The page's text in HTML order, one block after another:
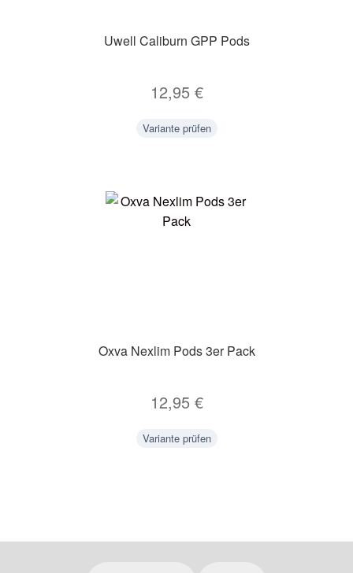
Uwell Caliburn GPP Pods
12,95 €
Variante prüfen
Oxva Nexlim Pods 3er Pack
12,95 €
Variante prüfen